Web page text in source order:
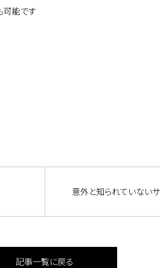
可能です
意外と知られていない
記事一覧に戻る